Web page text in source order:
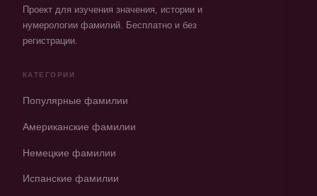
Проект для изучения значения, истории и
нумерологии фамилий. Бесплатно и без
регистрации.
КАТЕГОРИИ
Популярные фамилии
Американские фамилии
Немецкие фамилии
Испанские фамилии